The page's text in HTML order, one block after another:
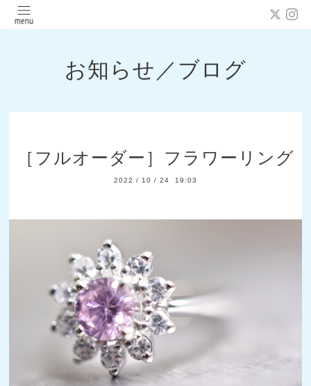
お知らせ／ブログ
［フルオーダー］フラワーリング
2022 / 10 / 24 19:03